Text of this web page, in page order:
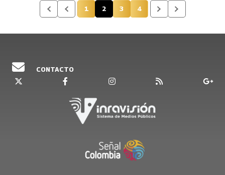
Página
1 Página actual
2 Página
3 Página
4
CONTACTO